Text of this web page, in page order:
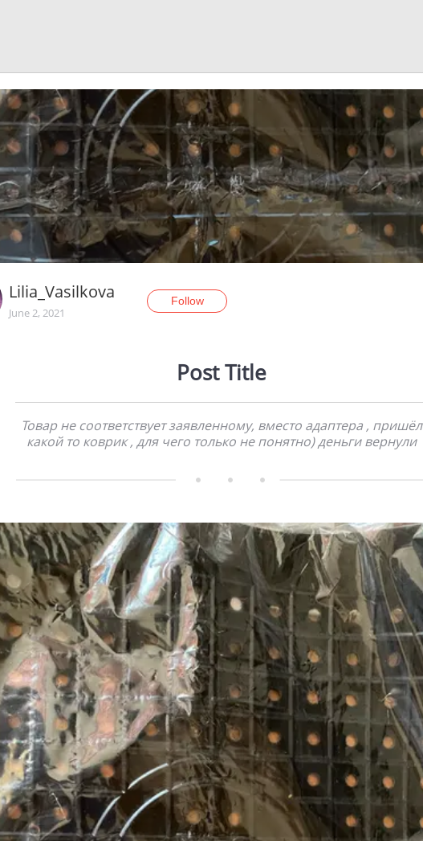
Lilia_Vasilkova
June 2, 2021
Follow
Post Title
Товар не соответствует заявленному, вместо адаптера , пришёл
какой то коврик , для чего только не понятно) деньги вернули